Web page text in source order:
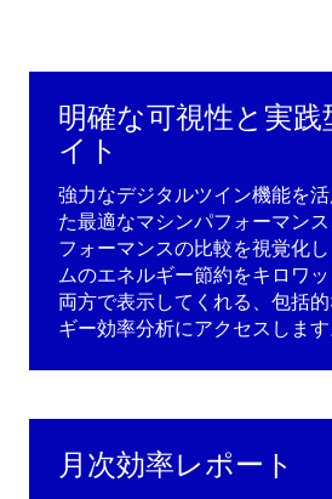
明確な可視性と実
イト
強力なデジタルツイン機能を
た最適なマシンパフォーマン
フォーマンスの比較を視覚化
ムのエネルギー節約をキロワ
両方で表示してくれる、包括
ギー効率分析にアクセスします
月次効率レポート